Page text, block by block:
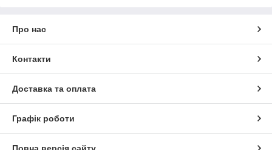
Про нас
Контакти
Доставка та оплата
Графік роботи